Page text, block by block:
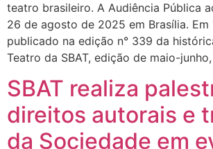
teatro brasileiro. A Audiência Pública
26 de agosto de 2025 em Brasília. Em
publicado na edição n° 339 da
Teatro da SBAT, edição de maio-
SBAT realiza
direitos autorais e
da Sociedade em